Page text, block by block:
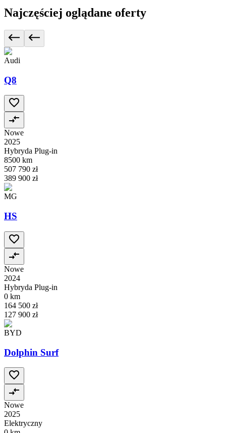
Najczęściej oglądane oferty
Audi
Q8
Nowe
2025
Hybryda Plug-in
8500 km
507 790 zł
389 900 zł
MG
HS
Nowe
2024
Hybryda Plug-in
0 km
164 500 zł
127 900 zł
BYD
Dolphin Surf
Nowe
2025
Elektryczny